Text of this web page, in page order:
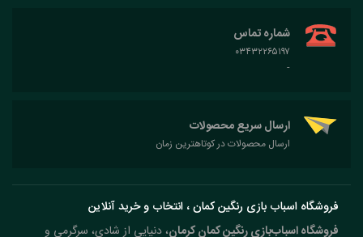
شماره تماس
۰۳۴۳۲۲۶۵۱۹۷
-
ارسال سریع محصولات
ارسال محصولات در کوتاهترین زمان
فروشگاه اسباب بازی رنگین کمان ، انتخاب و خرید آنلاین
فروشگاه اسباب‌بازی رنگین کمان کرمان، دنیایی از شادی، سرگرمی و